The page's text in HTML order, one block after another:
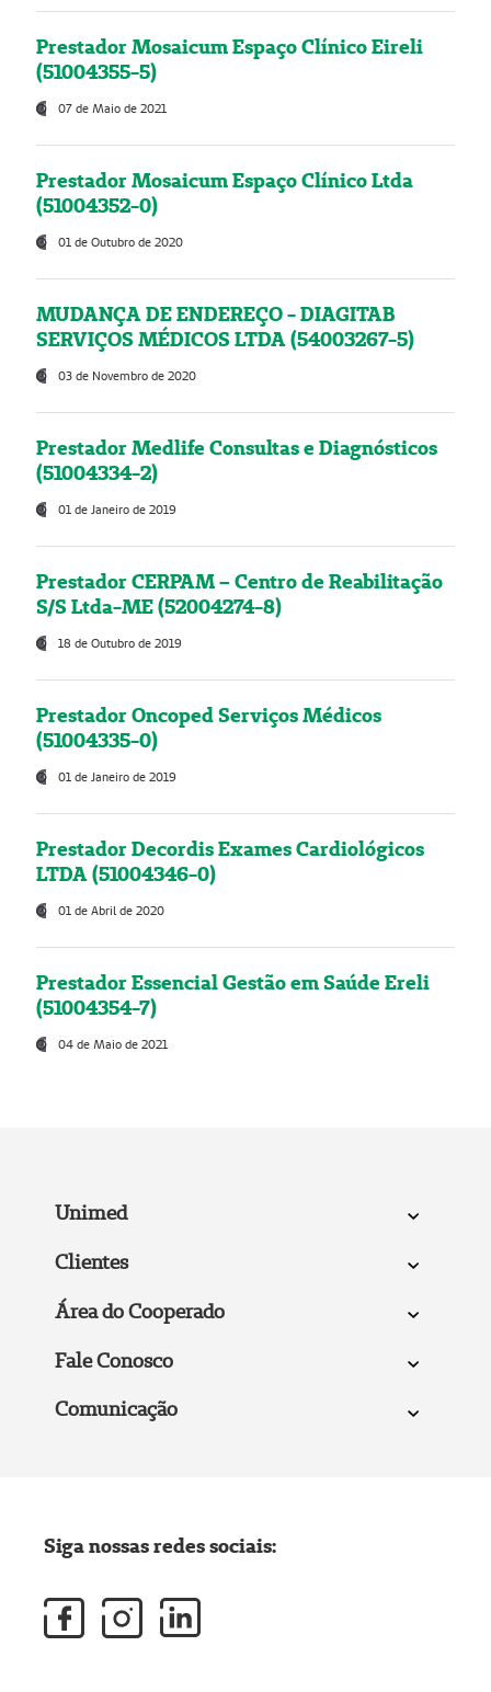
Prestador Mosaicum Espaço Clínico Eireli
(51004355-5)
07 de Maio de 2021
Prestador Mosaicum Espaço Clínico Ltda
(51004352-0)
01 de Outubro de 2020
MUDANÇA DE ENDEREÇO - DIAGITAB
SERVIÇOS MÉDICOS LTDA (54003267-5)
03 de Novembro de 2020
Prestador Medlife Consultas e Diagnósticos
(51004334-2)
01 de Janeiro de 2019
Prestador CERPAM – Centro de Reabilitação
S/S Ltda-ME (52004274-8)
18 de Outubro de 2019
Prestador Oncoped Serviços Médicos
(51004335-0)
01 de Janeiro de 2019
Prestador Decordis Exames Cardiológicos
LTDA (51004346-0)
01 de Abril de 2020
Prestador Essencial Gestão em Saúde Ereli
(51004354-7)
04 de Maio de 2021
Unimed
Clientes
Área do Cooperado
Fale Conosco
Comunicação
Siga nossas redes sociais: